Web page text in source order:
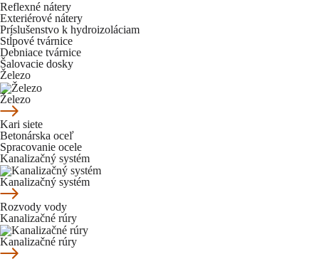
Reflexné nátery
Exteriérové nátery
Príslušenstvo k hydroizoláciam
Stĺpové tvárnice
Debniace tvárnice
Šalovacie dosky
Železo
Železo
Kari siete
Betonárska oceľ
Spracovanie ocele
Kanalizačný systém
Kanalizačný systém
Rozvody vody
Kanalizačné rúry
Kanalizačné rúry